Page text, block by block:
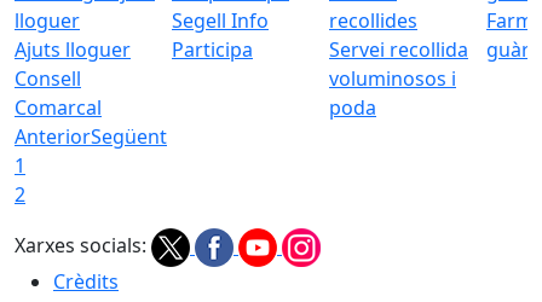
Ajuts lloguer
Consell
Comarcal
Segell Info
Participa
Servei recollida
voluminosos i
poda
AnteriorSegüent
1
2
Xarxes socials:
Crèdits